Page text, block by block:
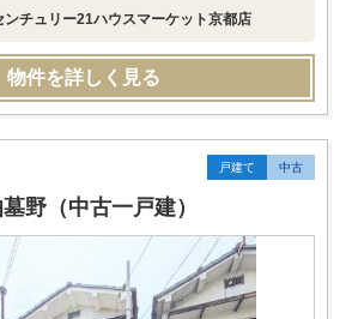
ンチュリー21ハウスマーケット京都店
物件を詳しく見る
戸建て 中古
野（中古一戸建）